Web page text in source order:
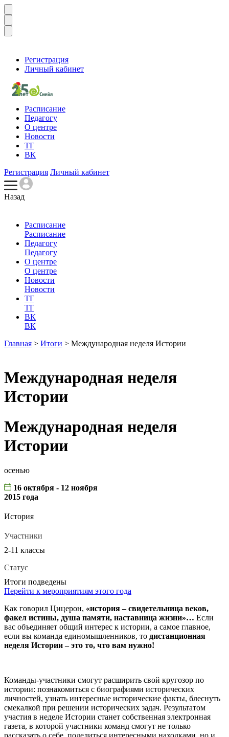
Регистрация
Личный кабинет
Расписание
Педагогу
О центре
Новости
ТГ
ВК
Регистрация Личный кабинет
Назад
Расписание
Расписание
Педагогу
Педагогу
О центре
О центре
Новости
Новости
ТГ
ТГ
ВК
ВК
Главная > Итоги > Международная неделя Истории
Международная неделя
Истории
Международная неделя
Истории
осенью
16 октября - 12 ноября
2015 года
История
Участники
2-11 классы
Статус
Итоги подведены
Перейти к мероприятиям этого года
Как говорил Цицерон, «история – свидетельница веков,
факел истины, душа памяти, наставница жизни»… Если
вас объединяет общий интерес к истории, а самое главное,
если вы команда единомышленников, то дистанционная
неделя Истории – это то, что вам нужно!
Команды-участники смогут расширить свой кругозор по
истории: познакомиться с биографиями исторических
личностей, узнать интересные исторические факты, блеснуть
смекалкой при решении исторических задач. Результатом
участия в неделе Истории станет собственная электронная
газета, в которой участники команд смогут не только